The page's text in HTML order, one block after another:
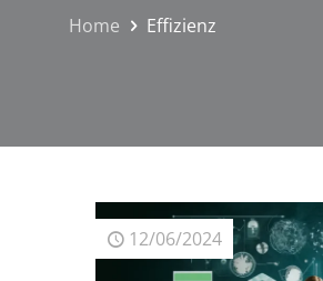
Home Effizienz
12/06/2024